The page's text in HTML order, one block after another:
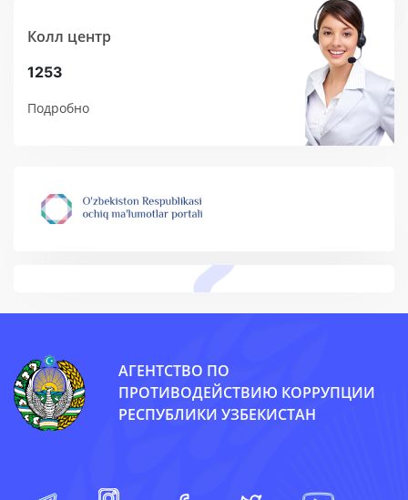
Колл центр
1253
Подробно
АГЕНТСТВО ПО
ПРОТИВОДЕЙСТВИЮ КОРРУПЦИИ
РЕСПУБЛИКИ УЗБЕКИСТАН